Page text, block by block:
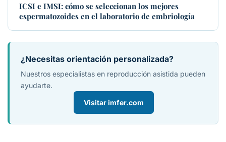
ICSI e IMSI: cómo se seleccionan los mejores
espermatozoides en el laboratorio de embriología
¿Necesitas orientación personalizada?
Nuestros especialistas en reproducción asistida pueden
ayudarte.
Visitar imfer.com